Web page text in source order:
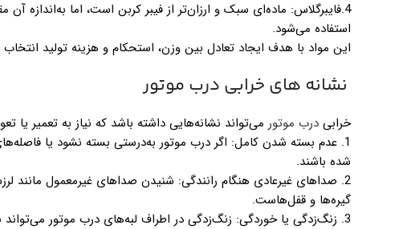
4.فایبرگلاس: ماده‌ای سبک و ارزان‌تر از فیبر کربن است، اما
استفاده می‌شود.
این مواد با هدف ایجاد تعادل بین وزن، استحکام و هزینه تولید
نشانه های خرابی درب موتور
خرابی درب موتور می‌تواند نشانه‌هایی داشته باشد که نیاز به تعمیر یا
1. عدم بسته شدن کامل: اگر درب موتور به‌درستی بسته نشود یا
شده باشند.
2. صداهای غیرعادی هنگام رانندگی: شنیدن صداهای غیرمعمول مانند
گیره‌ها و قفل‌هاست.
3. زنگ‌زدگی یا خوردگی: زنگ‌زدگی در اطراف لبه‌های درب موتور